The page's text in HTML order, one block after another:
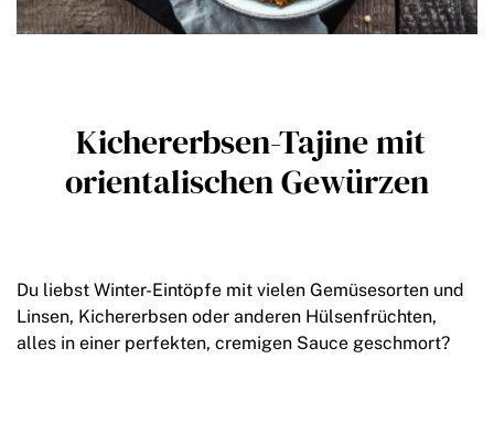
Kichererbsen-Tajine mit
orientalischen Gewürzen
Du liebst Winter-Eintöpfe mit vielen Gemüsesorten und
Linsen, Kichererbsen oder anderen Hülsenfrüchten,
alles in einer perfekten, cremigen Sauce geschmort?